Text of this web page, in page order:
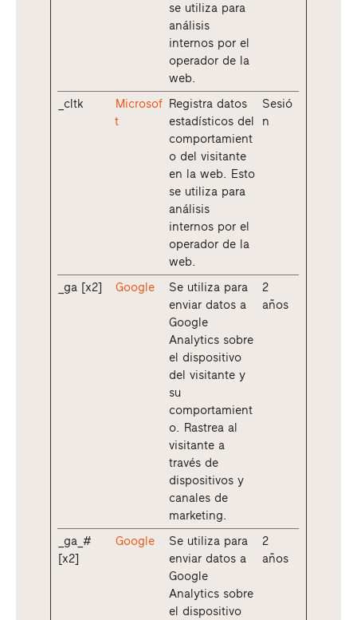
se utiliza para
análisis
internos por el
operador de la
web.
_cltk
Microsof
t
Registra datos
estadísticos del
comportamient
o del visitante
en la web. Esto
se utiliza para
análisis
internos por el
operador de la
web.
Sesió
n
_ga [x2] Google
Se utiliza para
enviar datos a
Google
Analytics sobre
el dispositivo
del visitante y
su
comportamient
o. Rastrea al
visitante a
través de
dispositivos y
canales de
marketing.
2
años
_ga_#
[x2]
Google
Se utiliza para
enviar datos a
Google
Analytics sobre
el dispositivo
2
años